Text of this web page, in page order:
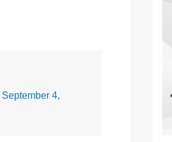
September 4,